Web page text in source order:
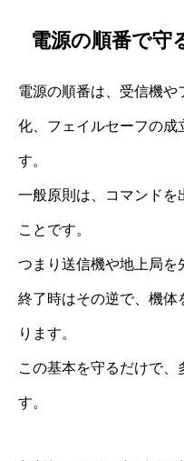
電源の順番で守
電源の順番は、受信機や
化、フェイルセーフの成
す。
一般原則は、コマンドを
ことです。
つまり送信機や地上局を
終了時はその逆で、機体
ります。
この基本を守るだけで、
す。